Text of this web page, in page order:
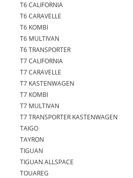
T6 CALIFORNIA
T6 CARAVELLE
T6 KOMBI
T6 MULTIVAN
T6 TRANSPORTER
T7 CALIFORNIA
T7 CARAVELLE
T7 KASTENWAGEN
T7 KOMBI
T7 MULTIVAN
T7 TRANSPORTER KASTENWAGEN
TAIGO
TAYRON
TIGUAN
TIGUAN ALLSPACE
TOUAREG